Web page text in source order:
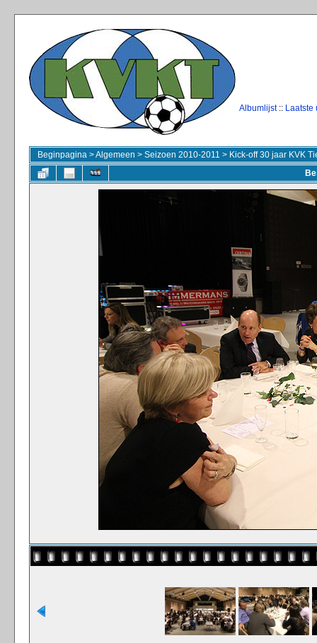
Albumlijst:: Laatste
Beginpagina >Algemeen > Seizoen 2010-2011 > Kick-off 30 jaar KVK